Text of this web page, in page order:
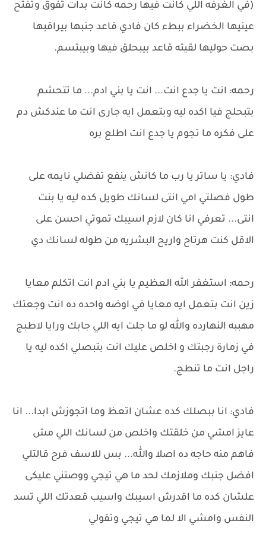
(في الغرفه اللي كانت فيها رحمه كانت بدات تفوق وتفتح
عينيها الخضراء ببطء كان فادي قاعد جنبها بيراقبها
بصت حوليها لقيته قاعد بيبحلق فيها وبيبتسم.
رحمه: انت يا جدع انت... انت يا بني ادم... ما تتحشم
بتبحلج فيا اكده ليه وبتعمل ايه جارى انت ما عندكش دم
على فكره ما تجوم يا جدع انت اطلع بره
فادي: يا ساتر يا رب ما كانش ينفع تفضلي نايمه على
طول فصلتي امي انتى لسانك طويل كده ليه يا بنت
انتى... تعرفي انا كان لازم اسيبك تموتي احسن على
الاقل كنت هرتاح واريح البشريه من طوله لسانك دي
رحمه: استغفر الله العظيم يا بني ادم انت اتكلم معايا
زين انت بتعمل ايه معايا في اوضه واحده ده انت وجعتك
مهببه النهارده والله لو ما جلت ايه اللي جابك ورايا لاطبج
في زمارة رجبتك و اخلص عليك انت بتبصلي اكده ليه يا
راجل انت ما تنطج.
فادي: انا ببصلك كده عشان اتعظ وما اتجوزش ابدا... انا
عايز امشي من خلقتك واخلص من لسانك اللي مش
فاهم منه حاجه ده اصلا والله... بس للاسف فرح قالتلي
افضل جنبك وملازمك لحد ما هي تيجي ووصتني عليكى
علشان كده ما اقدرش اسيبك واسيب قعدتك اللي تسد
النفس وامشي الا لما هي تيجي وتقولي